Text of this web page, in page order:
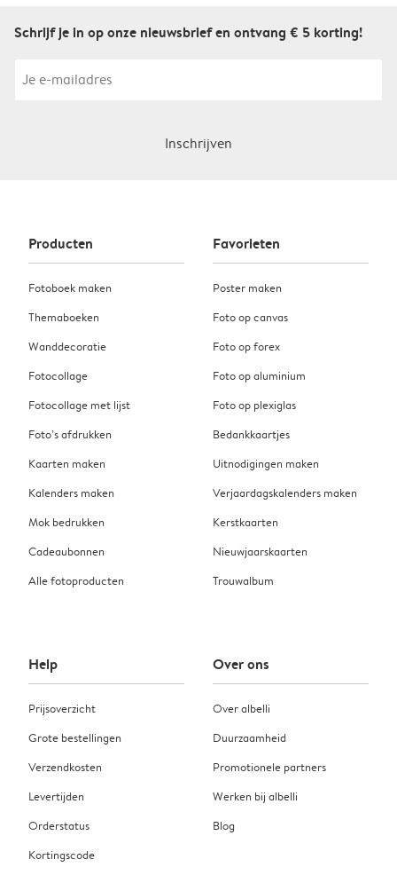
Schrijf je in op onze nieuwsbrief en ontvang € 5 korting!
Inschrijven
Producten
Fotoboek maken
Themaboeken
Wanddecoratie
Fotocollage
Fotocollage met lijst
Foto’s afdrukken
Kaarten maken
Kalenders maken
Mok bedrukken
Cadeaubonnen
Alle fotoproducten
Favorieten
Poster maken
Foto op canvas
Foto op forex
Foto op aluminium
Foto op plexiglas
Bedankkaartjes
Uitnodigingen maken
Verjaardagskalenders maken
Kerstkaarten
Nieuwjaarskaarten
Trouwalbum
Help
Prijsoverzicht
Grote bestellingen
Verzendkosten
Levertijden
Orderstatus
Kortingscode
Over ons
Over albelli
Duurzaamheid
Promotionele partners
Werken bij albelli
Blog